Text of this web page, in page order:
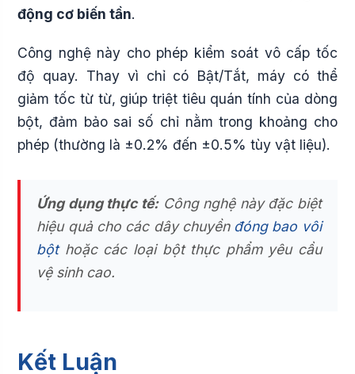
động cơ biến tần.
Công nghệ này cho phép kiểm soát vô cấp tốc
độ quay. Thay vì chỉ có Bật/Tắt, máy có thể
giảm tốc từ từ, giúp triệt tiêu quán tính của dòng
bột, đảm bảo sai số chỉ nằm trong khoảng cho
phép (thường là ±0.2% đến ±0.5% tùy vật liệu).
Ứng dụng thực tế:Công nghệ này đặc biệt
hiệu quả cho các dây chuyền đóng bao vôi
bộthoặc các loại bột thực phẩm yêu cầu
vệ sinh cao.
Kết Luận